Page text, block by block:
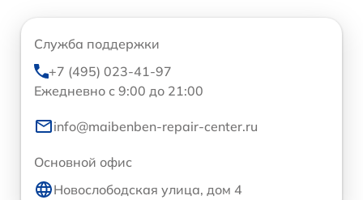
Служба поддержки
+7 (495) 023-41-97
Ежедневно с 9:00 до 21:00
info@maibenben-repair-center.ru
Основной офис
Новослободская улица, дом 4